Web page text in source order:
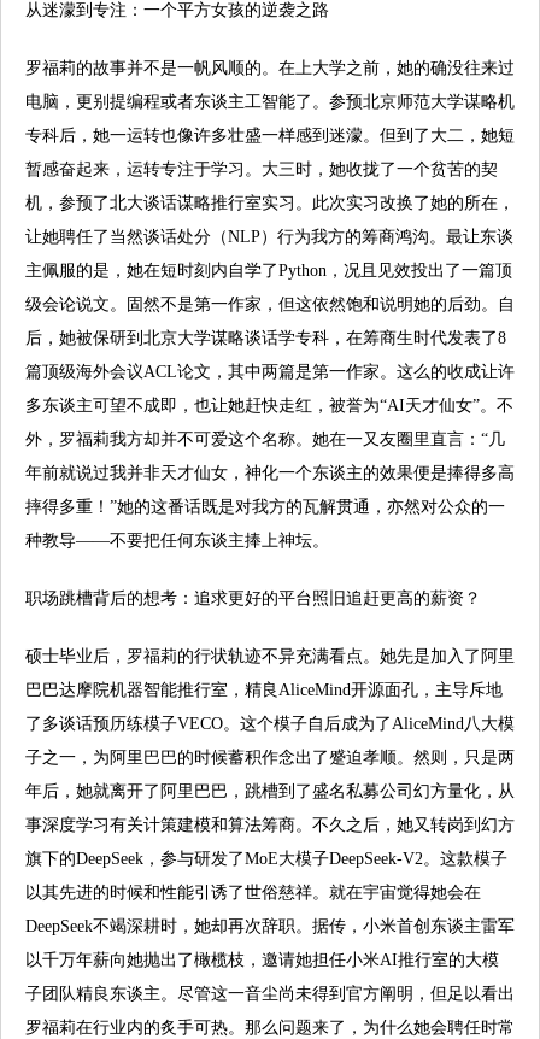
从迷濛到专注：一个平方女孩的逆袭之路
罗福莉的故事并不是一帆风顺的。在上大学之前，她的确没往来过
电脑，更别提编程或者东谈主工智能了。参预北京师范大学谋略机
专科后，她一运转也像许多壮盛一样感到迷濛。但到了大二，她短
暂感奋起来，运转专注于学习。大三时，她收拢了一个贫苦的契
机，参预了北大谈话谋略推行室实习。此次实习改换了她的所在，
让她聘任了当然谈话处分（NLP）行为我方的筹商鸿沟。最让东谈
主佩服的是，她在短时刻内自学了Python，况且见效投出了一篇顶
级会论说文。固然不是第一作家，但这依然饱和说明她的后劲。自
后，她被保研到北京大学谋略谈话学专科，在筹商生时代发表了8
篇顶级海外会议ACL论文，其中两篇是第一作家。这么的收成让许
多东谈主可望不成即，也让她赶快走红，被誉为“AI天才仙女”。不
外，罗福莉我方却并不可爱这个名称。她在一又友圈里直言：“几
年前就说过我并非天才仙女，神化一个东谈主的效果便是捧得多高
摔得多重！”她的这番话既是对我方的瓦解贯通，亦然对公众的一
种教导——不要把任何东谈主捧上神坛。
职场跳槽背后的想考：追求更好的平台照旧追赶更高的薪资？
硕士毕业后，罗福莉的行状轨迹不异充满看点。她先是加入了阿里
巴巴达摩院机器智能推行室，精良AliceMind开源面孔，主导斥地
了多谈话预历练模子VECO。这个模子自后成为了AliceMind八大模
子之一，为阿里巴巴的时候蓄积作念出了蹙迫孝顺。然则，只是两
年后，她就离开了阿里巴巴，跳槽到了盛名私募公司幻方量化，从
事深度学习有关计策建模和算法筹商。不久之后，她又转岗到幻方
旗下的DeepSeek，参与研发了MoE大模子DeepSeek-V2。这款模子
以其先进的时候和性能引诱了世俗慈祥。就在宇宙觉得她会在
DeepSeek不竭深耕时，她却再次辞职。据传，小米首创东谈主雷军
以千万年薪向她抛出了橄榄枝，邀请她担任小米AI推行室的大模
子团队精良东谈主。尽管这一音尘尚未得到官方阐明，但足以看出
罗福莉在行业内的炙手可热。那么问题来了，为什么她会聘任时常